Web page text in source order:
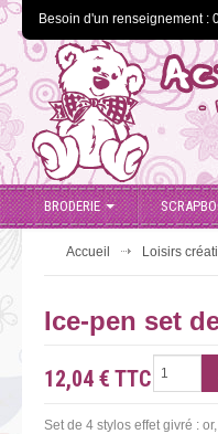
Besoin d'un renseignement :
BRODERIE
Accueil Loisirs
Ice-pen set
12,04 € TTC
Set de 4 stylos effet givré :